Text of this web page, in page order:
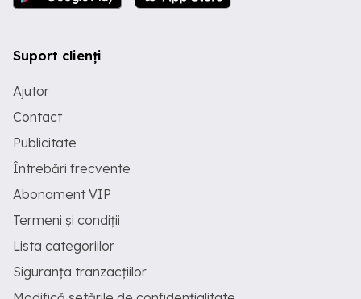
Suport clienți
Ajutor
Contact
Publicitate
Întrebări frecvente
Abonament VIP
Termeni și condiții
Lista categoriilor
Siguranța tranzacțiilor